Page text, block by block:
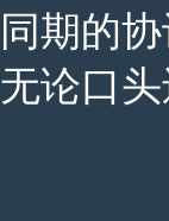
同期的
无论口